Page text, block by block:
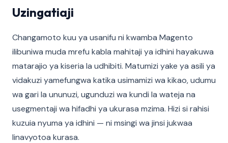
Uzingatiaji
Changamoto kuu ya usanifu ni kwamba Magento
ilibuniwa muda mrefu kabla mahitaji ya idhini hayakuwa
matarajio ya kiseria la udhibiti. Matumizi yake ya asili ya
vidakuzi yamefungwa katika usimamizi wa kikao, udumu
wa gari la ununuzi, ugunduzi wa kundi la wateja na
usegmentaji wa hifadhi ya ukurasa mzima. Hizi si rahisi
kuzuia nyuma ya idhini — ni msingi wa jinsi jukwaa
linavyotoa kurasa.